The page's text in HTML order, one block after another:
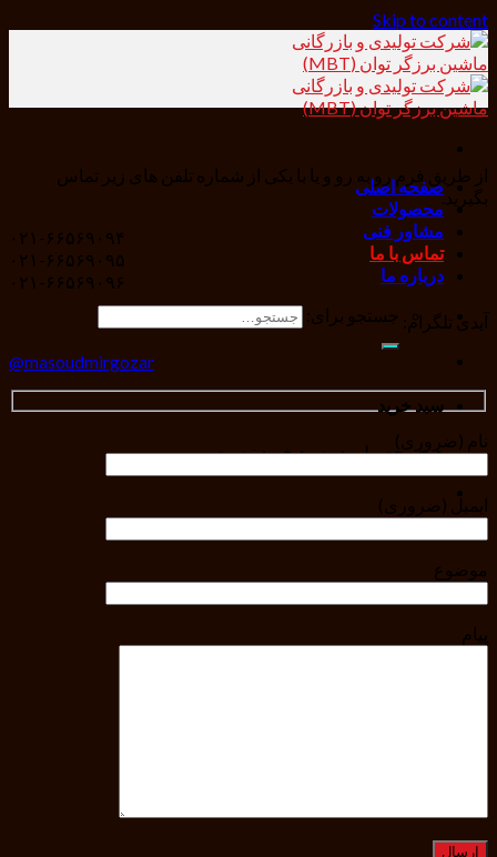
Skip to content
صفحه اصلی
محصولات
مشاور فنی
تماس با ما
درباره ما
جستجو برای:
سبد خرید
هیچ محصولی در سبد خرید نیست.
از طریق فرم رو به رو و یا با یکی از شماره تلفن های زیر تماس
بگیرید.
۰۲۱-۶۶۵۶۹۰۹۴
۰۲۱-۶۶۵۶۹۰۹۵
۰۲۱-۶۶۵۶۹۰۹۶
آیدی تلگرام:
masoudmirgozar@
نام (ضروری)
ایمیل (ضروری)
موضوع
پیام